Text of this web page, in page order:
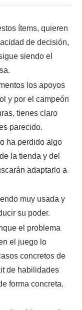
ítems, quieren
de decisión,
siendo el
los apoyos
y por el campeón
tienes claro
parecido.
ha perdido algo
la tienda y del
adaptarlo a
muy usada y
su poder.
el problema
el juego lo
concretos de
de habilidades
forma concreta.